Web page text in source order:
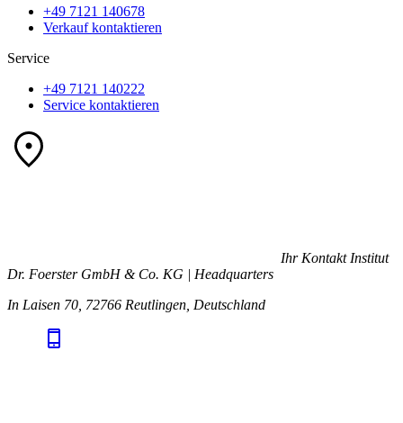
+49 7121 140678
Verkauf kontaktieren
Service
+49 7121 140222
Service kontaktieren
Ihr Kontakt Institut
Dr. Foerster GmbH & Co. KG | Headquarters
In Laisen 70, 72766 Reutlingen, Deutschland